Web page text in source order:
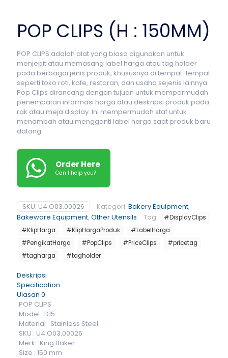
POP CLIPS (H : 150MM)
POP CLIPS adalah alat yang biasa digunakan untuk
menjepit atau memasang label harga atau tag holder
pada berbagai jenis produk, khususnya di tempat-tempat
seperti toko roti, kafe, restoran, dan usaha sejenis lainnya.
Pop Clips dirancang dengan tujuan untuk mempermudah
penempatan informasi harga atau deskripsi produk pada
rak atau meja display. Ini mempermudah staf untuk
menambah atau mengganti label harga saat produk baru
datang.
Order Here
Can I help you?
SKU: U4.O03.00026 Kategori: Bakery Equipment,
Bakeware Equipment, Other Utensils Tag:
#DisplayClips
#KlipHarga
#KlipHargaProduk
#LabelHarga
#PengikatHarga
#PopClips #PriceClips
#pricetag
#tagharga
#tagholder
Deskripsi
Specification
Ulasan 0
POP CLIPS
Model : D15
Material : Stainless Steel
SKU : U4.O03.00026
Merk : King Baker
Size : 150 mm